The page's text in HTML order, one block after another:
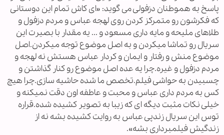
پاسخ به هموطنان دزفولی می گوید: «ای کاش تمام این دوستانی
که فکرشون رو متمرکز کردن روی لهجه عباس و مردم دزفول و
طلاهای ملیحه و مایه داری مسعود و ... یه مقدار با بصیرت این
سریال رو تماشا میکردن و به اصل موضوع توجه میکردن.اصل
موضوع منش و رفتار و ایمان و کردار عباس هستش نه لهجه و
مردم دزفول و غیره.چرا یه عده اصل موضوع رو کنار گذاشتن و
چسبیدن به حواشی فیلم.تخصص ما شده حاشیه سازی.چرا هیچ
کس به مردم داری عباس و محبت و عاطفه اون دقت نمیکنه و
خیلی نکات مثبت دیگه ای که زیبا به تصویر کشیده شده.قراره
توس این سریال زندپی عباس به روایت کشیده بشه نه از
زندگیش فیلمبرداری بشه».